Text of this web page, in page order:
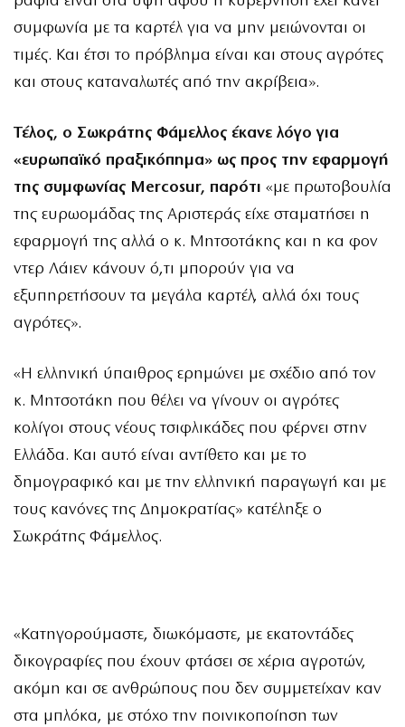
συμφωνία με τα καρτέλ για να μην μειώνονται οι
τιμές. Και έτσι το πρόβλημα είναι και στους αγρότες
και στους καταναλωτές από την ακρίβεια».
Τέλος, ο Σωκράτης Φάμελλος έκανε λόγο για
«ευρωπαϊκό πραξικόπημα» ως προς την εφαρμογή
της συμφωνίας Mercosur, παρότι «με πρωτοβουλία
της ευρωομάδας της Αριστεράς είχε σταματήσει η
εφαρμογή της αλλά ο κ. Μητσοτάκης και η κα φον
ντερ Λάιεν κάνουν ό,τι μπορούν για να
εξυπηρετήσουν τα μεγάλα καρτέλ, αλλά όχι τους
αγρότες».
«Η ελληνική ύπαιθρος ερημώνει με σχέδιο από τον
κ. Μητσοτάκη που θέλει να γίνουν οι αγρότες
κολίγοι στους νέους τσιφλικάδες που φέρνει στην
Ελλάδα. Και αυτό είναι αντίθετο και με το
δημογραφικό και με την ελληνική παραγωγή και με
τους κανόνες της Δημοκρατίας» κατέληξε ο
Σωκράτης Φάμελλος.
«Κατηγορούμαστε, διωκόμαστε, με εκατοντάδες
δικογραφίες που έχουν φτάσει σε χέρια αγροτών,
ακόμη και σε ανθρώπους που δεν συμμετείχαν καν
στα μπλόκα, με στόχο την ποινικοποίηση των